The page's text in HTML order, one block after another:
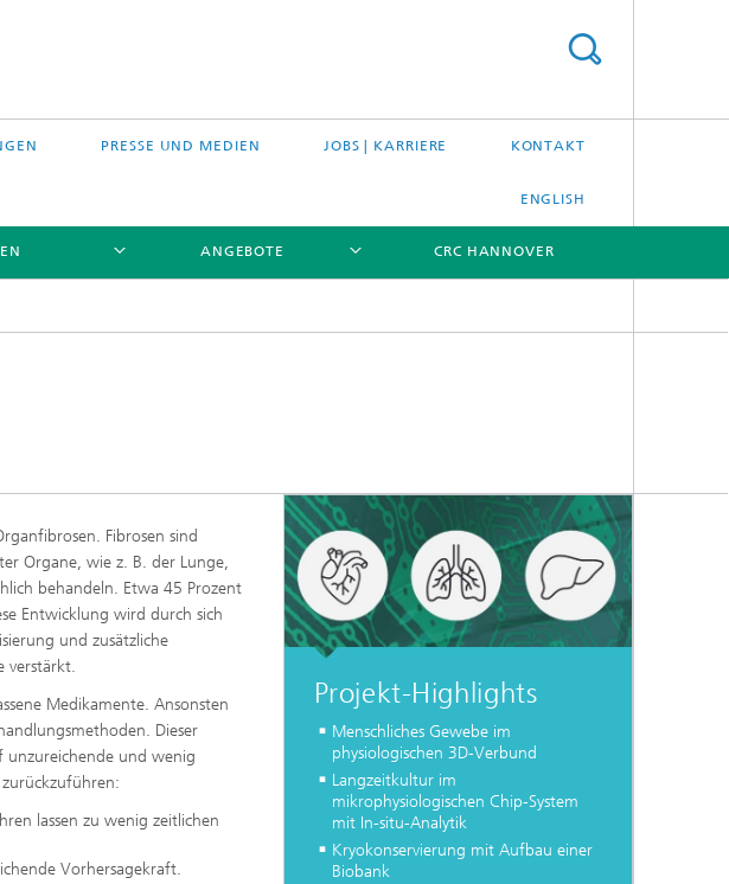
PRESSE UND MEDIEN JOBS | KARRIERE KONTAKT
ENGLISH
ANGEBOTE CRC HANNOVER
Fibrosen sind
Organe, wie z. B. der Lunge,
behandeln. Etwa 45 Prozent
Entwicklung wird durch sich
und zusätzliche
verstärkt.
Medikamente. Ansonsten
Dieser
unzureichende und wenig
lassen zu wenig zeitlichen
Vorhersagekraft.
Projekt-Highlights
Menschliches Gewebe im
physiologischen 3D-Verbund
Langzeitkultur im
mikrophysiologischen Chip-System
mit In-situ-Analytik
Kryokonservierung mit Aufbau einer
Biobank